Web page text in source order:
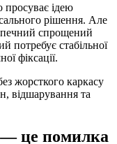
просуває ідею
рішення. Але
спрощений
потребує стабільної
фіксації.
жорсткого каркасу
відшарування та
це помилка